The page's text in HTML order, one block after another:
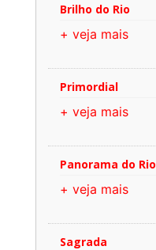
Brilho do Rio
+ veja mais
Primordial
+ veja mais
Panorama do Rio
+ veja mais
Sagrada